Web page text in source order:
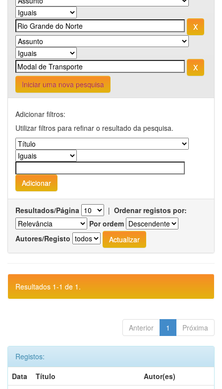
Iniciar uma nova pesquisa
Adicionar filtros:
Utilizar filtros para refinar o resultado da pesquisa.
Resultados/Página | Ordenar registos por:
Por ordem
Autores/Registo
Resultados 1-1 de 1.
Anterior 1 Próxima
Registos:
Data
Título
Autor(es)